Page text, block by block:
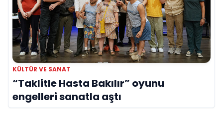
KÜLTÜR VE SANAT
“Taklitle Hasta Bakılır” oyunu
engelleri sanatla aştı